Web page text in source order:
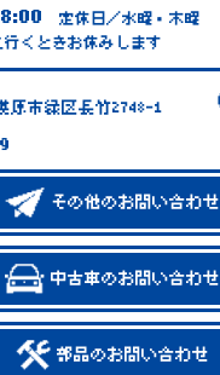
定休日／水曜・木曜
くときお休みします
原市緑区長竹2748-1
その他のお問い合わせ
中古車のお問い合わせ
部品のお問い合わせ